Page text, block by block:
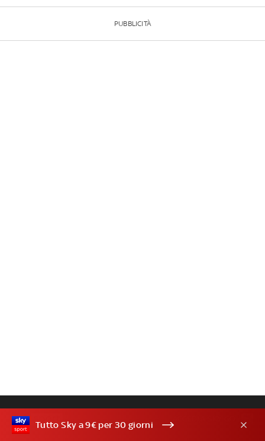
PUBBLICITÀ
Tutto Sky a 9€ per 30 giorni